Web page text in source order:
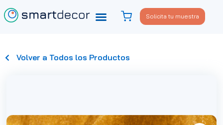
Solicita tu muestra
Volver a Todos los Productos